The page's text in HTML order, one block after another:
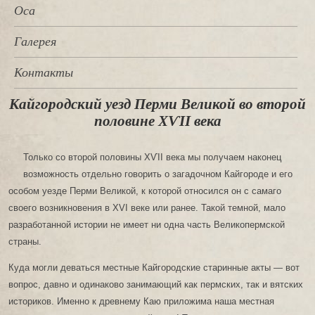
Оса
Галерея
Контакты
Кайгородский уезд Перми Великой во второй
половине ХѴІІ века
Только со второй половины ХѴІІ века мы получаем наконец
возможность отдельно говорить о загадочном Кайгороде и его
особом уезде Перми Великой, к которой относился он с самаго
своего возникновения в XVI веке или ранее. Такой темной, мало
разработанной истории не имеет ни одна часть Великопермской
страны.
Куда могли деваться местные Кайгородские старинные акты — вот
вопрос, давно и одинаково занимающий как пермских, так и вятских
историков. Именно к древнему Каю приложима наша местная